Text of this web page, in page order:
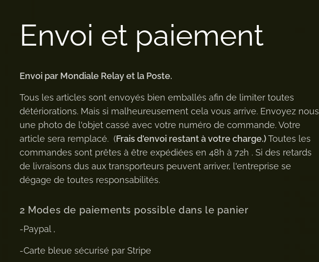
Envoi et paiement
Envoi par Mondiale Relay et la Poste.
Tous les articles sont envoyés bien emballés afin de limiter toutes
détériorations. Mais si malheureusement cela vous arrive. Envoyez nous
une photo de l'objet cassé avec votre numéro de commande. Votre
article sera remplacé. (Frais d'envoi restant à votre charge.)Toutes les
commandes sont prêtes à être expédiées en 48h à 72h . Si des retards
de livraisons dus aux transporteurs peuvent arriver, l'entreprise se
dégage de toutes responsabilités.
2 Modes de paiements possible dans le panier
-Paypal ,
-Carte bleue sécurisé par Stripe